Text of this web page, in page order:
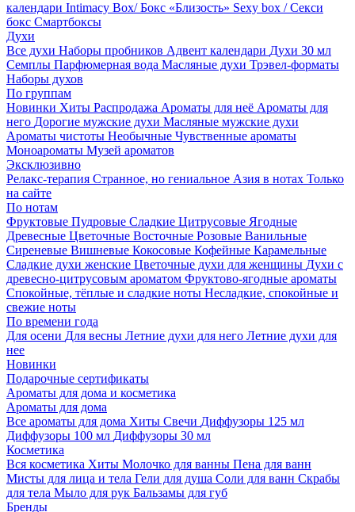
календари Intimacy Box/ Бокс «Близость» Sexy box / Секси
бокс Смартбоксы
Духи
Все духи Наборы пробников Адвент календари Духи 30 мл
Семплы Парфюмерная вода Масляные духи Трэвел-форматы
Наборы духов
По группам
Новинки Хиты Распродажа Ароматы для неё Ароматы для
него Дорогие мужские духи Масляные мужские духи
Ароматы чистоты Необычные Чувственные ароматы
Моноароматы Музей ароматов
Эксклюзивно
Релакс-терапия Странное, но гениальное Азия в нотах Только
на сайте
По нотам
Фруктовые Пудровые Сладкие Цитрусовые Ягодные
Древесные Цветочные Восточные Розовые Ванильные
Сиреневые Вишневые Кокосовые Кофейные Карамельные
Сладкие духи женские Цветочные духи для женщины Духи с
древесно-цитрусовым ароматом Фруктово-ягодные ароматы
Спокойные, тёплые и сладкие ноты Несладкие, спокойные и
свежие ноты
По времени года
Для осени Для весны Летние духи для него Летние духи для
нее
Новинки
Подарочные сертификаты
Ароматы для дома и косметика
Ароматы для дома
Все ароматы для дома Хиты Свечи Диффузоры 125 мл
Диффузоры 100 мл Диффузоры 30 мл
Косметика
Вся косметика Хиты Молочко для ванны Пена для ванн
Мисты для лица и тела Гели для душа Соли для ванн Скрабы
для тела Мыло для рук Бальзамы для губ
Бренды